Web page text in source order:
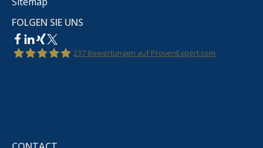
FOLGEN SIE UNS
237 Bewertungen auf ProvenExpert.com